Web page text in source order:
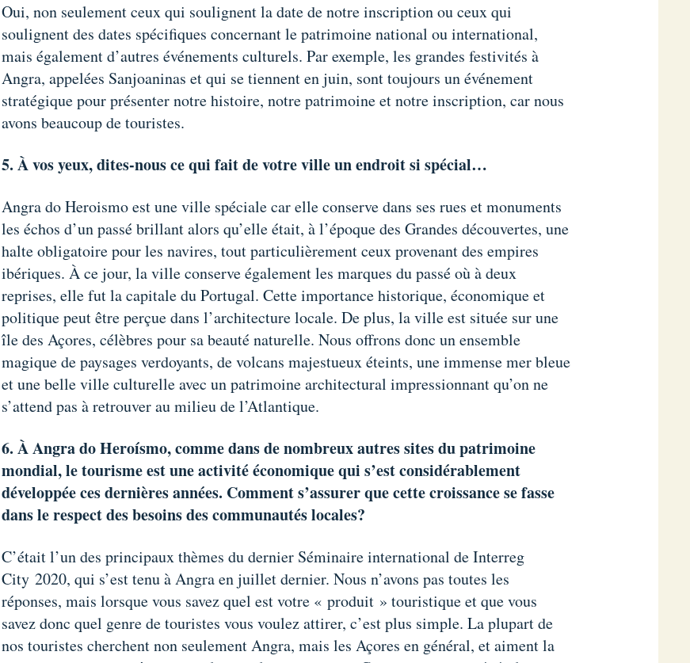
Oui, non seulement ceux qui soulignent la date de notre inscription ou ceux qui
soulignent des dates spécifiques concernant le patrimoine national ou international,
mais également d’autres événements culturels. Par exemple, les grandes festivités à
Angra, appelées Sanjoaninas et qui se tiennent en juin, sont toujours un événement
stratégique pour présenter notre histoire, notre patrimoine et notre inscription, car nous
avons beaucoup de touristes.
5. À vos yeux, dites-nous ce qui fait de votre ville un endroit si spécial…
Angra do Heroismo est une ville spéciale car elle conserve dans ses rues et monuments
les échos d’un passé brillant alors qu’elle était, à l’époque des Grandes découvertes, une
halte obligatoire pour les navires, tout particulièrement ceux provenant des empires
ibériques. À ce jour, la ville conserve également les marques du passé où à deux
reprises, elle fut la capitale du Portugal. Cette importance historique, économique et
politique peut être perçue dans l’architecture locale. De plus, la ville est située sur une
île des Açores, célèbres pour sa beauté naturelle. Nous offrons donc un ensemble
magique de paysages verdoyants, de volcans majestueux éteints, une immense mer bleue
et une belle ville culturelle avec un patrimoine architectural impressionnant qu’on ne
s’attend pas à retrouver au milieu de l’Atlantique.
6. À Angra do Heroísmo, comme dans de nombreux autres sites du patrimoine
mondial, le tourisme est une activité économique qui s’est considérablement
développée ces dernières années. Comment s’assurer que cette croissance se fasse
dans le respect des besoins des communautés locales?
C’était l’un des principaux thèmes du dernier Séminaire international de Interreg
City 2020, qui s’est tenu à Angra en juillet dernier. Nous n’avons pas toutes les
réponses, mais lorsque vous savez quel est votre « produit » touristique et que vous
savez donc quel genre de touristes vous voulez attirer, c’est plus simple. La plupart de
nos touristes cherchent non seulement Angra, mais les Açores en général, et aiment la